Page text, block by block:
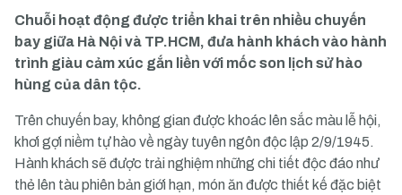
Chuỗi hoạt động được triển khai trên nhiều chuyến
bay giữa Hà Nội và TP.HCM, đưa hành khách vào hành
trình giàu cảm xúc gắn liền với mốc son lịch sử hào
hùng của dân tộc.
Trên chuyến bay, không gian được khoác lên sắc màu lễ hội,
khơi gợi niềm tự hào về ngày tuyên ngôn độc lập 2/9/1945.
Hành khách sẽ được trải nghiệm những chi tiết độc đáo như
thẻ lên tàu phiên bản giới hạn, món ăn được thiết kế đặc biệt